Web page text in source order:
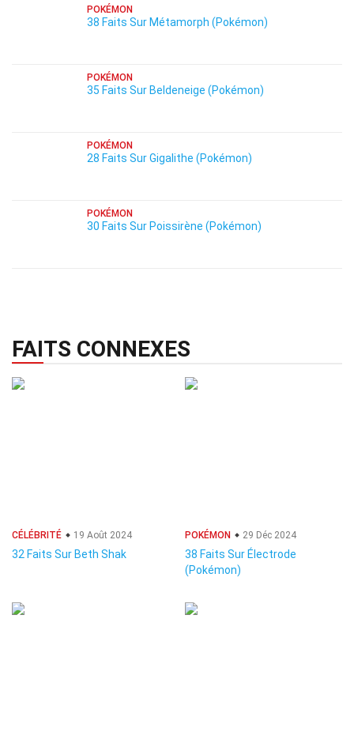
POKÉMON
38 Faits Sur Métamorph (Pokémon)
POKÉMON
35 Faits Sur Beldeneige (Pokémon)
POKÉMON
28 Faits Sur Gigalithe (Pokémon)
POKÉMON
30 Faits Sur Poissirène (Pokémon)
FAITS CONNEXES
CÉLÉBRITÉ 19 Août 2024
32 Faits Sur Beth Shak
POKÉMON 29 Déc 2024
38 Faits Sur Électrode
(Pokémon)